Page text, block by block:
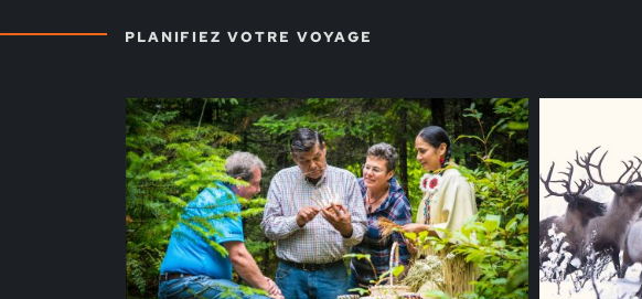
PLANIFIEZ VOTRE VOYAGE